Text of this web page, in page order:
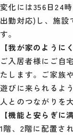
変化には356日24
出勤対応)し、施設
す。
【我が家のように
ご入居者様にご自
たします。ご家族
遊びに来られるよ
人とのつながりを
【機能と安らぎに
1階、2階に配置さ